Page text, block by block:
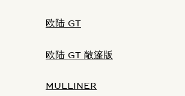
欧陆 GT
欧陆 GT 敞篷版
MULLINER